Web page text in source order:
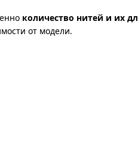
количество нитей и их
от модели.